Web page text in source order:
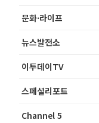
문화·라이프
뉴스발전소
이투데이TV
스페셜리포트
Channel 5